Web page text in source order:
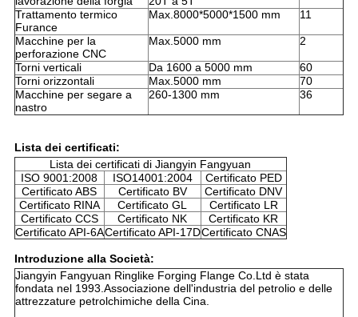
Trattamento termico
Furance
Max.8000*5000*1500 mm 11
Macchine per la
perforazione CNC
Max.5000 mm 2
Torni verticali Da 1600 a 5000 mm
60
Torni orizzontali
Max.5000 mm
70
Macchine per segare a
nastro
260-1300 mm 36
Lista dei certificati:
Lista dei certificati di Jiangyin Fangyuan
ISO 9001:2008
ISO14001:2004
Certificato PED
Certificato ABS
Certificato BV
Certificato DNV
Certificato RINA
Certificato GL
Certificato LR
Certificato CCS
Certificato NK
Certificato KR
Certificato API-6ACertificato API-17DCertificato CNAS
Introduzione alla Società:
Jiangyin Fangyuan Ringlike Forging Flange Co.Ltd è stata
fondata nel 1993.Associazione dell'industria del petrolio e delle
attrezzature petrolchimiche della Cina.